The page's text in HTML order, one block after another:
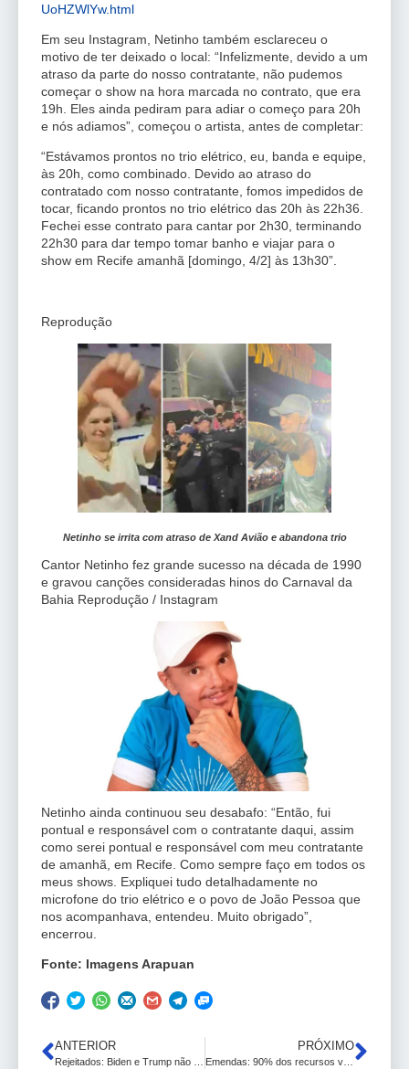
UoHZWlYw.html
Em seu Instagram, Netinho também esclareceu o
motivo de ter deixado o local: “Infelizmente, devido a um
atraso da parte do nosso contratante, não pudemos
começar o show na hora marcada no contrato, que era
19h. Eles ainda pediram para adiar o começo para 20h
e nós adiamos”, começou o artista, antes de completar:
“Estávamos prontos no trio elétrico, eu, banda e equipe,
às 20h, como combinado. Devido ao atraso do
contratado com nosso contratante, fomos impedidos de
tocar, ficando prontos no trio elétrico das 20h às 22h36.
Fechei esse contrato para cantar por 2h30, terminando
22h30 para dar tempo tomar banho e viajar para o
show em Recife amanhã [domingo, 4/2] às 13h30”.
Reprodução
Netinho se irrita com atraso de Xand Avião e abandona trio
Cantor Netinho fez grande sucesso na década de 1990
e gravou canções consideradas hinos do Carnaval da
Bahia Reprodução / Instagram
Netinho ainda continuou seu desabafo: “Então, fui
pontual e responsável com o contratante daqui, assim
como serei pontual e responsável com meu contratante
de amanhã, em Recife. Como sempre faço em todos os
meus shows. Expliquei tudo detalhadamente no
microfone do trio elétrico e o povo de João Pessoa que
nos acompanhava, entendeu. Muito obrigado”,
encerrou.
Fonte: Imagens Arapuan
ANTERIOR PRÓXIMO
Emendas: 90% dos recursos vetados por Lula eram de ministérios do Centrão que está em fúria